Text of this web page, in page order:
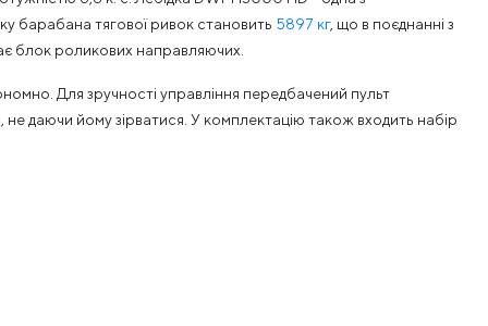
барабана тягової ривок становить 5897 кг, що в поєднанні з
блок роликових направляючих.
Для зручності управління передбачений пульт
даючи йому зірватися. У комплектацію також входить набір